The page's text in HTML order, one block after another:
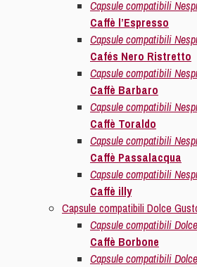
Capsule compatibili
Caffè l’Espresso
Capsule compatibili
Cafés Nero Ristretto
Capsule compatibili
Caffè Barbaro
Capsule compatibili
Caffè Toraldo
Capsule compatibili
Caffè Passalacqua
Capsule compatibili
Caffè illy
Capsule compatibili Dolce
Capsule compatibili
Caffè Borbone
Capsule compatibili